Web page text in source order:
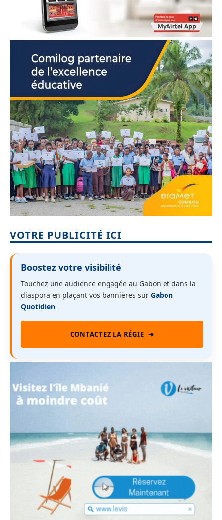
VOTRE PUBLICITÉ ICI
Boostez votre visibilité
Touchez une audience engagée au Gabon et dans la
diaspora en plaçant vos bannières sur Gabon
Quotidien.
CONTACTEZ LA RÉGIE ➜